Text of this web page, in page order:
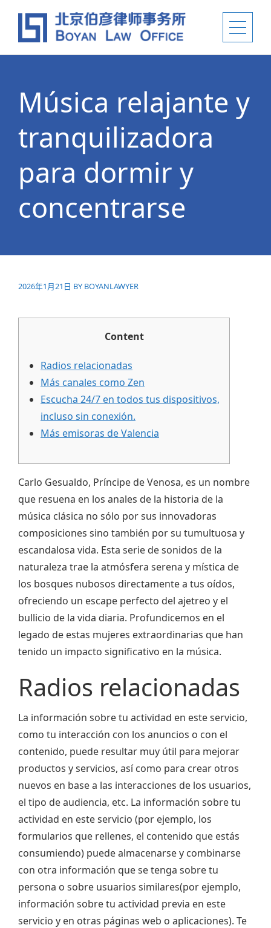
Música relajante y
tranquilizadora
para dormir y
concentrarse
2026年1月21日 BY BOYANLAWYER
Content
Radios relacionadas
Más canales como Zen
Escucha 24/7 en todos tus dispositivos,
incluso sin conexión.
Más emisoras de Valencia
Carlo Gesualdo, Príncipe de Venosa, es un nombre
que resuena en los anales de la historia de la
música clásica no sólo por sus innovadoras
composiciones sino también por su tumultuosa y
escandalosa vida. Esta serie de sonidos de la
naturaleza trae la atmósfera serena y mística de
los bosques nubosos directamente a tus oídos,
ofreciendo un escape perfecto del ajetreo y el
bullicio de la vida diaria. Profundicemos en el
legado de estas mujeres extraordinarias que han
tenido un impacto significativo en la música.
Radios relacionadas
La información sobre tu actividad en este servicio,
como tu interacción con los anuncios o con el
contenido, puede resultar muy útil para mejorar
productos y servicios, así como para crear otros
nuevos en base a las interacciones de los usuarios,
el tipo de audiencia, etc. La información sobre tu
actividad en este servicio (por ejemplo, los
formularios que rellenes, el contenido que estás
consumiendo) puede almacenarse y combinarse
con otra información que se tenga sobre tu
persona o sobre usuarios similares(por ejemplo,
información sobre tu actividad previa en este
servicio y en otras páginas web o aplicaciones). Te